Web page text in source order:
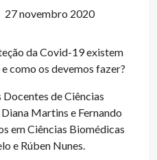
27 novembro 2020
da Covid-19 existem
como os devemos fazer?
de Ciências
Martins e Fernando
em Ciências Biomédicas
e Rúben Nunes.